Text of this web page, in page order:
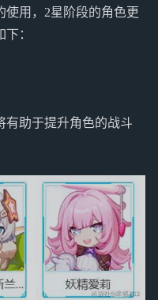
使用，2星阶段的角色更
：
有助于提升角色的战斗